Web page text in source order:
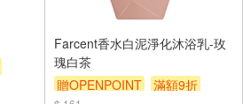
Farcent香水白泥淨化沐浴乳-玫
瑰白茶
贈OPENPOINT
滿額9折